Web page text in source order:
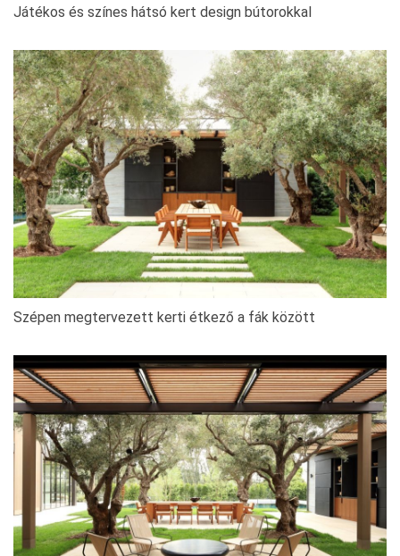
Játékos és színes hátsó kert design bútorokkal
Szépen megtervezett kerti étkező a fák között